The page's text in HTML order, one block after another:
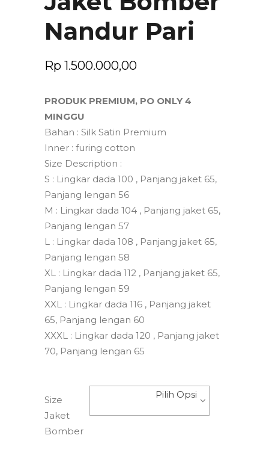
Nandur Pari
Rp 1.500.000,00
PRODUK PREMIUM, PO ONLY 4
MINGGU
Bahan : Silk Satin Premium
Inner : furing cotton
Size Description :
S : Lingkar dada 100 , Panjang jaket 65,
Panjang lengan 56
M : Lingkar dada 104 , Panjang jaket 65,
Panjang lengan 57
L : Lingkar dada 108 , Panjang jaket 65,
Panjang lengan 58
XL : Lingkar dada 112 , Panjang jaket 65,
Panjang lengan 59
XXL : Lingkar dada 116 , Panjang jaket
65, Panjang lengan 60
XXXL : Lingkar dada 120 , Panjang jaket
70, Panjang lengan 65
Size
Jaket
Bomber
Pilih Opsi